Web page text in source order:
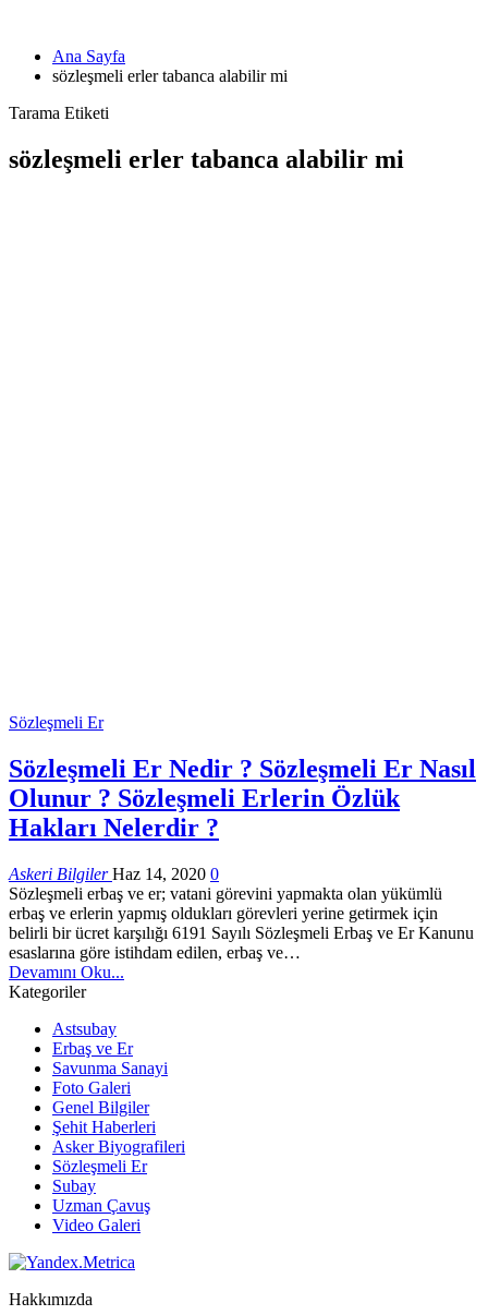
Ana Sayfa
sözleşmeli erler tabanca alabilir mi
Tarama Etiketi
sözleşmeli erler tabanca alabilir mi
Sözleşmeli Er
Sözleşmeli Er Nedir ? Sözleşmeli Er Nasıl
Olunur ? Sözleşmeli Erlerin Özlük
Hakları Nelerdir ?
Askeri BilgilerHaz 14, 2020 0
Sözleşmeli erbaş ve er; vatani görevini yapmakta olan yükümlü
erbaş ve erlerin yapmış oldukları görevleri yerine getirmek için
belirli bir ücret karşılığı 6191 Sayılı Sözleşmeli Erbaş ve Er Kanunu
esaslarına göre istihdam edilen, erbaş ve…
Devamını Oku...
Kategoriler
Astsubay
Erbaş ve Er
Savunma Sanayi
Foto Galeri
Genel Bilgiler
Şehit Haberleri
Asker Biyografileri
Sözleşmeli Er
Subay
Uzman Çavuş
Video Galeri
Hakkımızda